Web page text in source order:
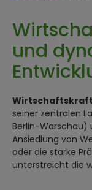
und
seiner zentralen
Berlin-Warschau)
Ansiedlung von
oder die starke
unterstreicht die